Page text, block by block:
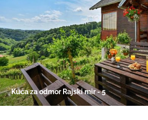
Kuća za odmor Rajski mir - 5